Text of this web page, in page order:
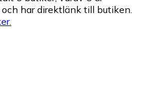
har direktlänk till butiken.